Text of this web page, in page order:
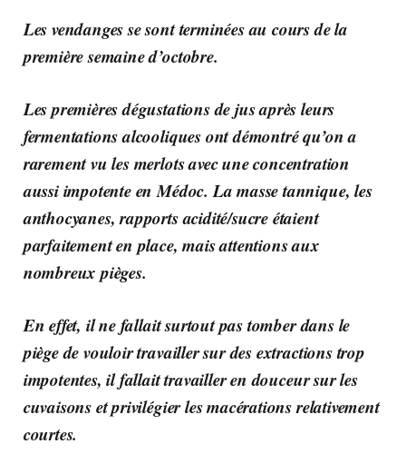
Les vendanges se sont terminées au cours de la
première semaine d’octobre.
Les premières dégustations de jus après leurs
fermentations alcooliques ont démontréqu’on a
rarement vu les merlots avec une concentration
aussi impotente en Médoc. La masse tannique, les
anthocyanes, rapports acidité/sucre étaient
parfaitement en place, mais attentions aux
nombreux pièges.
En effet, il ne fallait surtout pas tomber dans le
piège de vouloir travailler sur des extractions trop
impotentes, il fallait travailler en douceur sur les
cuvaisons et privilégier les macérations relativement
courtes.